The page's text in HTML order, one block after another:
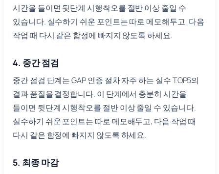
시간을 들이면 뒷단계 시행착오를 절반 이상 줄일 수
있습니다. 실수하기 쉬운 포인트는 따로 메모해두고, 다음
작업 때 다시 같은 함정에 빠지지 않도록 하세요.
4. 중간 점검
중간 점검 단계는 GAP 인증 절차 자주 하는 실수 TOP5의
결과 품질을 결정합니다. 이 단계에서 충분히 시간을
들이면 뒷단계 시행착오를 절반 이상 줄일 수 있습니다.
실수하기 쉬운 포인트는 따로 메모해두고, 다음 작업 때
다시 같은 함정에 빠지지 않도록 하세요.
5. 최종 마감